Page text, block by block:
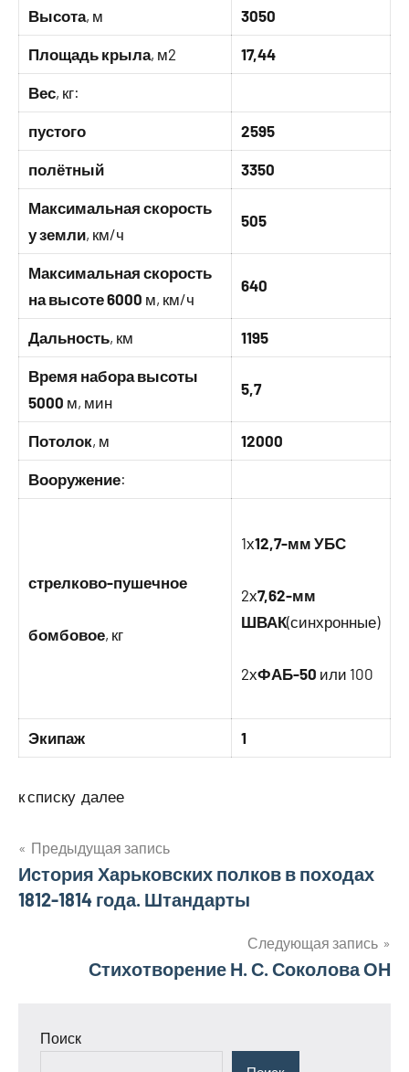
Высота, м 3050
Площадь крыла, м2 17,44
Вес, кг:
пустого 2595
полётный 3350
Максимальная скорость
у земли, км/ч
505
Максимальная скорость
на высоте 6000 м, км/ч
640
Дальность, км 1195
Время набора высоты
5000 м, мин
5,7
Потолок, м 12000
Вооружение:
стрелково-пушечное
бомбовое, кг
1х12,7-мм УБС
2х7,62-мм
ШВАК(синхронные)
2хФАБ-50 или 100
Экипаж 1
к списку далее
Навигация
по
Предыдущая запись
История Харьковских полков в походах
1812-1814 года. Штандарты
Следующая запись
Стихотворение Н. С. Соколова ОН
Поиск